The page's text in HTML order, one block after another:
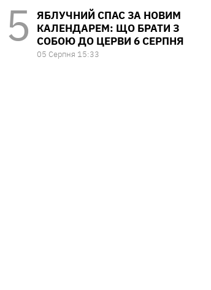
ЯБЛУЧНИЙ СПАС ЗА НОВИМ
КАЛЕНДАРЕМ: ЩО БРАТИ З
СОБОЮ ДО ЦЕРВИ 6 СЕРПНЯ
05 Серпня 15:33